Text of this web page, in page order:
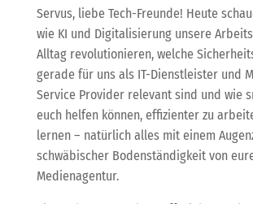
Servus, liebe Tech-Freunde! Heute
wie KI und Digitalisierung unsere
Alltag revolutionieren, welche
gerade für uns als IT-Dienstleister und
Service Provider relevant sind und wie
euch helfen können, effizienter zu
lernen – natürlich alles mit einem
schwäbischer Bodenständigkeit von
Medienagentur.